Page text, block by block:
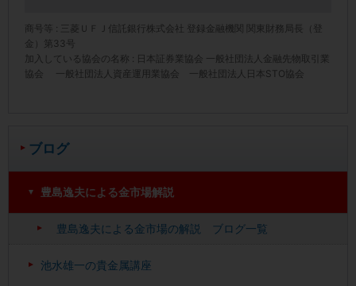
ブログ
豊島逸夫による金市場解説
豊島逸夫による金市場の解説 ブログ一覧
池水雄一の貴金属講座
商号等 : 三菱ＵＦＪ信託銀行株式会社 登録金融機関 関東財務局長（登
金）第33号
加入している協会の名称 : 日本証券業協会 一般社団法人金融先物取引業
協会 一般社団法人資産運用業協会 一般社団法人日本STO協会